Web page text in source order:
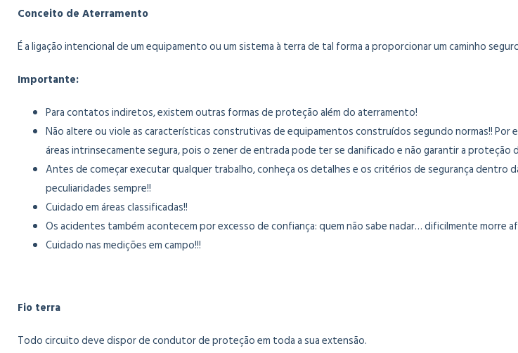
Conceito de Aterramento
É a ligação intencional de um equipamento ou um sistema à terra de tal forma a proporcionar um caminho
Importante:
Para contatos indiretos, existem outras formas de proteção além do aterramento!
Não altere ou viole as características construtivas de equipamentos construídos segundo normas!! Por
áreas intrinsecamente segura, pois o zener de entrada pode ter se danificado e não garantir a proteção
Antes de começar executar qualquer trabalho, conheça os detalhes e os critérios de segurança dentro
peculiaridades sempre!!
Cuidado em áreas classificadas!!
Os acidentes também acontecem por excesso de confiança: quem não sabe nadar… dificilmente morre
Cuidado nas medições em campo!!!
Fio terra
Todo circuito deve dispor de condutor de proteção em toda a sua extensão.